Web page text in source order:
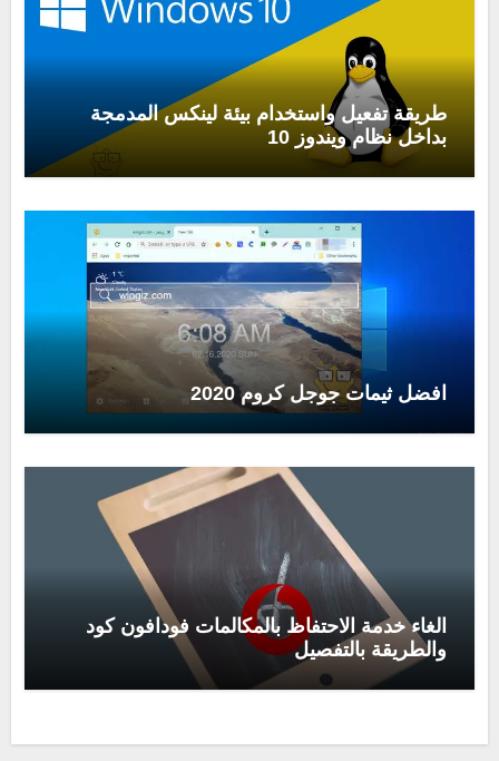
طريقة تفعيل واستخدام بيئة لينكس المدمجة
بداخل نظام ويندوز 10
افضل ثيمات جوجل كروم 2020
الغاء خدمة الاحتفاظ بالمكالمات فودافون كود
والطريقة بالتفصيل